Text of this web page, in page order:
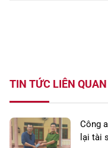
TIN TỨC LIÊN QUAN
Công
lại tài